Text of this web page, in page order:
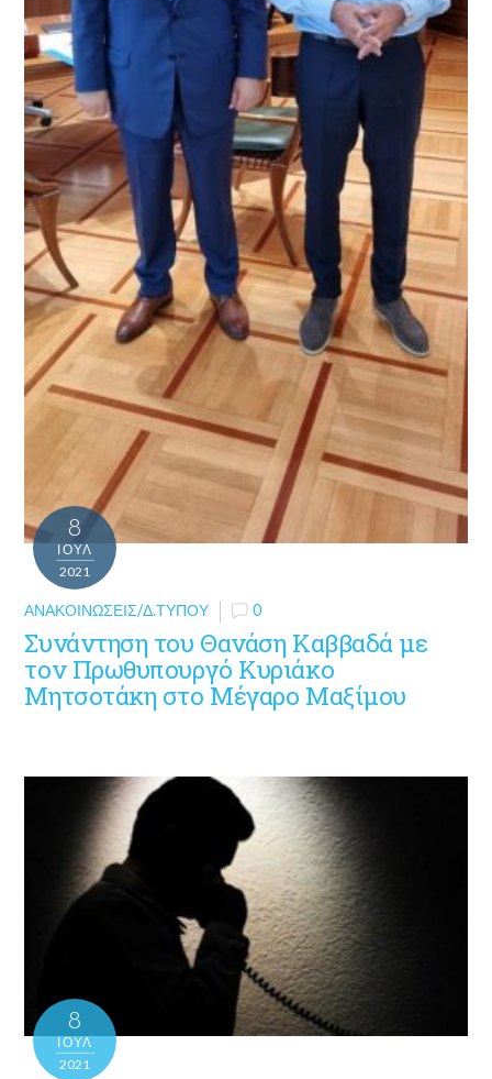
8
ΙΟΎΛ
2021
ΑΝΑΚΟΙΝΏΣΕΙΣ/Δ.ΤΎΠΟΥ 0
Συνάντηση του Θανάση Καββαδά με
τον Πρωθυπουργό Κυριάκο
Μητσοτάκη στο Μέγαρο Μαξίμου
8
ΙΟΎΛ
2021